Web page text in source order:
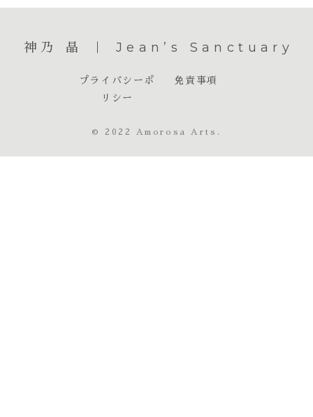
神乃 晶 ｜ Jean’s Sanctuary
プライバシーポ
リシー
免責事項
© 2022 Amorosa Arts.